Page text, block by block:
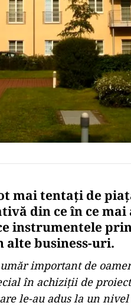
mai tentați de
din ce în ce
instrumentele
business-uri.
important de
în achiziții de
le-au adus la un